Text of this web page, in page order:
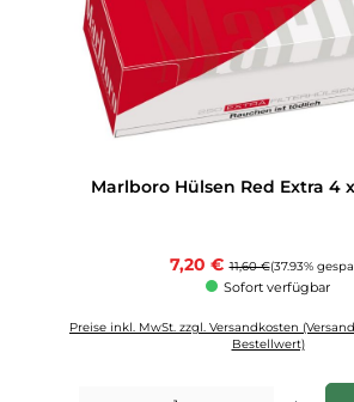
Marlboro Hülsen Red Extra 4
Verkaufspreis:
7,20 € Regulärer Preis:
11,60 €(37.93%
Sofort verfügbar
Preise inkl. MwSt. zzgl. Versandkosten
Bestellwert)